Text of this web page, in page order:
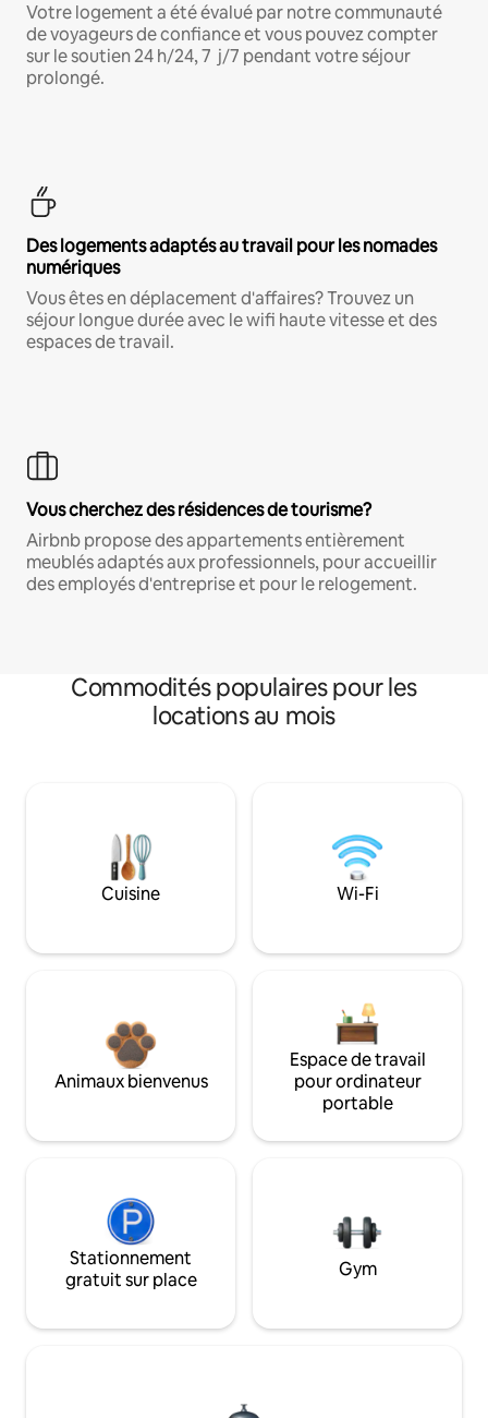
Votre logement a été évalué par notre communauté
de voyageurs de confiance et vous pouvez compter
sur le soutien 24 h/24, 7 j/7 pendant votre séjour
prolongé.
Des logements adaptés au travail pour les nomades
numériques
Vous êtes en déplacement d'affaires? Trouvez un
séjour longue durée avec le wifi haute vitesse et des
espaces de travail.
Vous cherchez des résidences de tourisme?
Airbnb propose des appartements entièrement
meublés adaptés aux professionnels, pour accueillir
des employés d'entreprise et pour le relogement.
Commodités populaires pour les
locations au mois
Cuisine Wi-Fi
Animaux bienvenus
Espace de travail
pour ordinateur
portable
Stationnement
gratuit sur place
Gym